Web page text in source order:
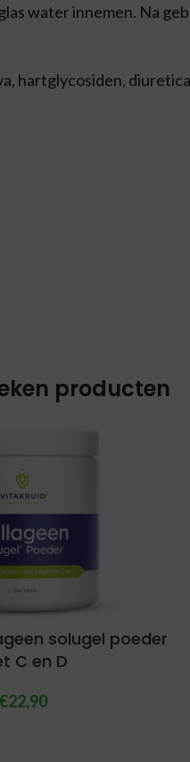
water innemen. Na
hartglycosiden,
producten
solugel poeder
C en D
€22,90